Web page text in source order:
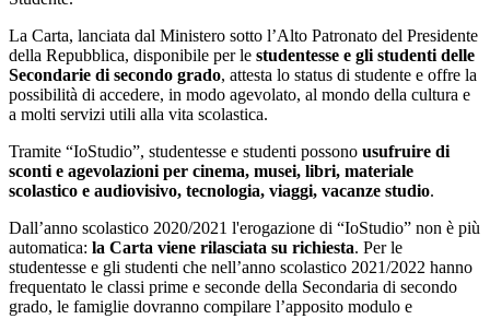
La Carta, lanciata dal Ministero sotto l’Alto Patronato del Presidente
della Repubblica, disponibile per le studentesse e gli studenti delle
Secondarie di secondo grado, attesta lo status di studente e offre la
possibilità di accedere, in modo agevolato, al mondo della cultura e
a molti servizi utili alla vita scolastica.
Tramite “IoStudio”, studentesse e studenti possono usufruire di
sconti e agevolazioni per cinema, musei, libri, materiale
scolastico e audiovisivo, tecnologia, viaggi, vacanze studio.
Dall’anno scolastico 2020/2021 l'erogazione di “IoStudio” non è più
automatica: la Carta viene rilasciata su richiesta. Per le
studentesse e gli studenti che nell’anno scolastico 2021/2022 hanno
frequentato le classi prime e seconde della Secondaria di secondo
grado, le famiglie dovranno compilare l’apposito modulo e